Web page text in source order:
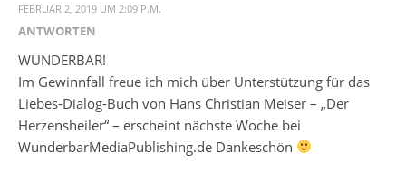
FEBRUAR 2, 2019 UM 2:09 P.M.
ANTWORTEN
WUNDERBAR!
Im Gewinnfall freue ich mich über Unterstützung für das
Liebes-Dialog-Buch von Hans Christian Meiser – „Der
Herzensheiler“ – erscheint nächste Woche bei
WunderbarMediaPublishing.de Dankeschön